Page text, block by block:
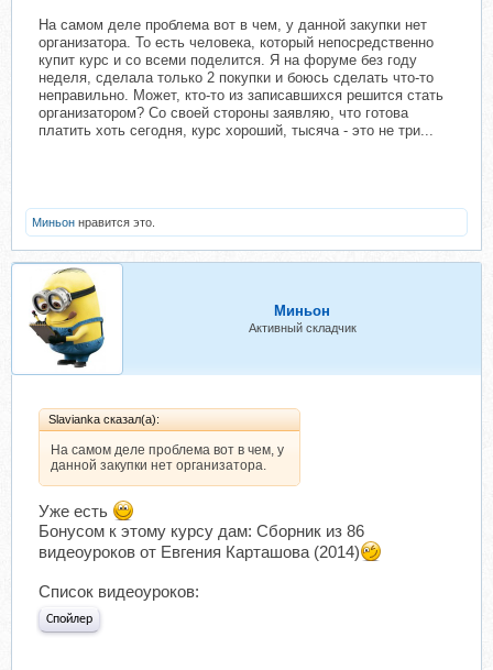
На самом деле проблема вот в чем, у данной закупки нет
организатора. То есть человека, который непосредственно
купит курс и со всеми поделится. Я на форуме без году
неделя, сделала только 2 покупки и боюсь сделать что-то
неправильно. Может, кто-то из записавшихся решится стать
организатором? Со своей стороны заявляю, что готова
платить хоть сегодня, курс хороший, тысяча - это не три...
Миньон нравится это.
Миньон
Активный складчик
Slavianka сказал(а):
На самом деле проблема вот в чем, у
данной закупки нет организатора.
Уже есть
Бонусом к этому курсу дам: Сборник из 86
видеоуроков от Евгения Карташова (2014)
Список видеоуроков:
Спойлер